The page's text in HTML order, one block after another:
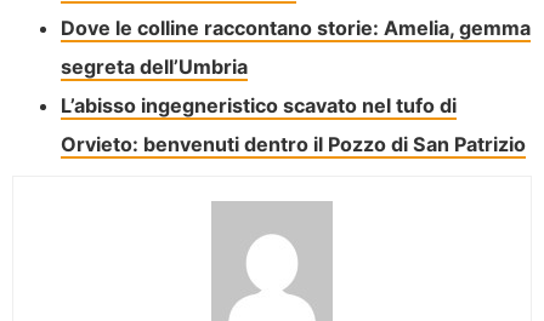
Dove le colline raccontano storie: Amelia, gemma
segreta dell’Umbria
L’abisso ingegneristico scavato nel tufo di
Orvieto: benvenuti dentro il Pozzo di San Patrizio